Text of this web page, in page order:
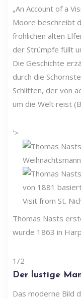
„An Account of a
Moore beschreibt
fröhlichen alten
der Strümpfe füllt
Die Geschichte
durch die
Schlitten, der von
um die Welt reist
'>
Thomas Nasts
wurde 1863 in
1/2
Der lustige
Das moderne Bild